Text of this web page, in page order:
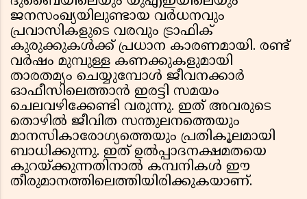
ജനസംഖ്യയിലുണ്ടായ വർധനവും
പ്രവാസികളുടെ വരവും ട്രാഫിക്
കുരുക്കുകൾക്ക് പ്രധാന കാരണമായി. രണ്ട്
വർഷം മുമ്പുള്ള കണക്കുകളുമായി
താരതമ്യം ചെയ്യുമ്പോൾ ജീവനക്കാർ
ഓഫീസിലെത്താൻ ഇരട്ടി സമയം
ചെലവഴിക്കേണ്ടി വരുന്നു. ഇത് അവരുടെ
തൊഴിൽ ജീവിത സന്തുലനത്തെയും
മാനസികാരോഗ്യത്തെയും പ്രതികൂലമായി
ബാധിക്കുന്നു. ഇത് ഉൽപ്പാദനക്ഷമതയെ
കുറയ്ക്കുന്നതിനാൽ കമ്പനികൾ ഈ
തീരുമാനത്തിലെത്തിയിരിക്കുകയാണ്.